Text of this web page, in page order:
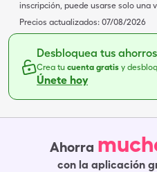
inscripción, puede usarse solo una
Precios actualizados: 07/08/2026
Desbloquea tus
Crea tu cuenta gratis y
Únete hoy
Ahorra
con la aplicación